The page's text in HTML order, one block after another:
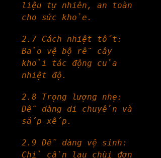
liệu tự nhiên, an toàn
cho sức khỏe.
2.7 Cách nhiệt tốt:
Bảo vệ bộ rễ cây
khỏi tác động của
nhiệt độ.
2.8 Trọng lượng nhẹ:
Dễ dàng di chuyển và
sắp xếp.
2.9 Dễ dàng vệ sinh:
Chỉ cần lau chùi đơn